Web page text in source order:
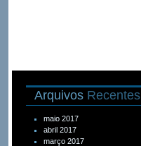
Arquivos Recentes
maio 2017
abril 2017
março 2017